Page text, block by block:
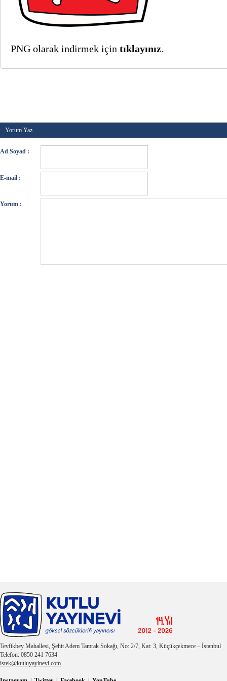
PNG olarak indirmek için tıklayınız.
Yorum Yaz
Ad Soyad :
E-mail :
Yorum :
Tevfikbey Mahallesi, Şehit Adem Tamrak Sokağı, No: 2/7, Kat: 3, Küçükçekmece – İstanbul
Telefon: 0850 241 7634
istek@kutluyayinevi.com